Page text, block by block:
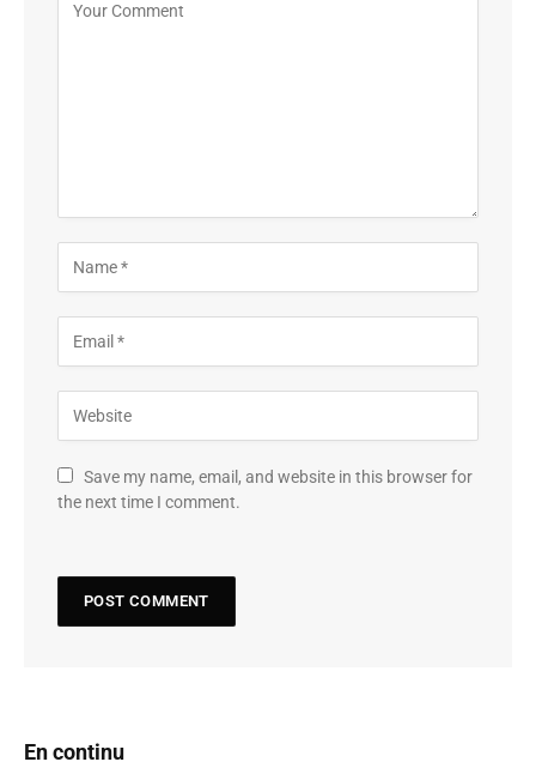
Save my name, email, and website in this browser for
the next time I comment.
En continu